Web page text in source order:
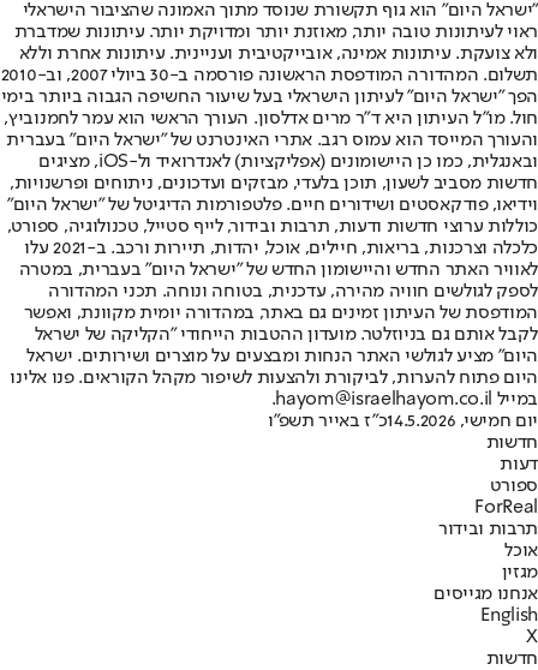
"ישראל היום" הוא גוף תקשורת שנוסד מתוך האמונה שהציבור הישראלי
ראוי לעיתונות טובה יותר, מאוזנת יותר ומדויקת יותר. עיתונות שמדברת
ולא צועקת. עיתונות אמינה, אובייקטיבית ועניינית. עיתונות אחרת וללא
תשלום. המהדורה המודפסת הראשונה פורסמה ב-30 ביולי 2007, וב-2010
הפך "ישראל היום" לעיתון הישראלי בעל שיעור החשיפה הגבוה ביותר בימי
חול. מו"ל העיתון היא ד"ר מרים אדלסון. העורך הראשי הוא עמר לחמנוביץ,
והעורך המייסד הוא עמוס רגב. אתרי האינטרנט של "ישראל היום" בעברית
ובאנגלית, כמו כן היישומונים (אפליקציות) לאנדרואיד ול-iOS, מציגים
חדשות מסביב לשעון, תוכן בלעדי, מבזקים ועדכונים, ניתוחים ופרשנויות,
וידיאו, פודקאסטים ושידורים חיים. פלטפורמות הדיגיטל של "ישראל היום"
כוללות ערוצי חדשות ודעות, תרבות ובידור, לייף סטייל, טכנולוגיה, ספורט,
כלכלה וצרכנות, בריאות, חיילים, אוכל, יהדות, תיירות ורכב. ב-2021 עלו
לאוויר האתר החדש והיישומון החדש של "ישראל היום" בעברית, במטרה
לספק לגולשים חוויה מהירה, עדכנית, בטוחה ונוחה. תכני המהדורה
המודפסת של העיתון זמינים גם באתר, במהדורה יומית מקוונת, ואפשר
לקבל אותם גם בניוזלטר. מועדון ההטבות הייחודי "הקליקה של ישראל
היום" מציע לגולשי האתר הנחות ומבצעים על מוצרים ושירותים. ישראל
היום פתוח להערות, לביקורת ולהצעות לשיפור מקהל הקוראים. פנו אלינו
במייל hayom@israelhayom.co.il.
יום חמישי, 14.5.2026
כ"ז באייר תשפ"ו
חדשות
דעות
ספורט
ForReal
תרבות ובידור
אוכל
מגזין
אנחנו מגייסים
English
X
חדשות